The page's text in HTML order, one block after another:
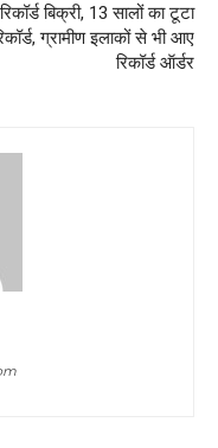
रिकॉर्ड बिक्री, 13 सालों का टूटा
ग्रामीण इलाकों से भी आए
रिकॉर्ड ऑर्डर